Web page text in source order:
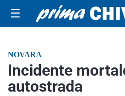
☰
NOVARA
Incidente
autostrada